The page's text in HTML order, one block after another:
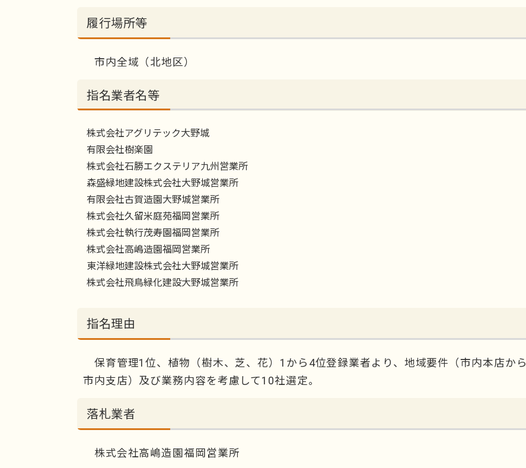
履行場所等
市内全域（北地区）
指名業者名等
株式会社アグリテック大野城
有限会社樹楽園
株式会社石勝エクステリア九州営業所
森盛緑地建設株式会社大野城営業所
有限会社古賀造園大野城営業所
株式会社久留米庭苑福岡営業所
株式会社執行茂寿園福岡営業所
株式会社高嶋造園福岡営業所
東洋緑地建設株式会社大野城営業所
株式会社飛鳥緑化建設大野城営業所
指名理由
保育管理1位、植物（樹木、芝、花）1から4位登録業者より、地域要件（市内本店から
市内支店）及び業務内容を考慮して10社選定。
落札業者
株式会社高嶋造園福岡営業所